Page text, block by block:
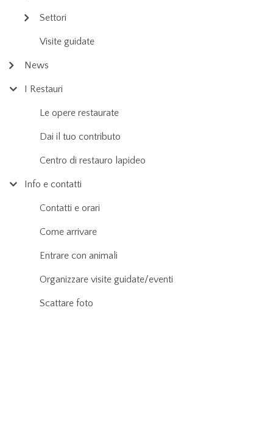
Settori
Visite guidate
News
I Restauri
Le opere restaurate
Dai il tuo contributo
Centro di restauro lapideo
Info e contatti
Contatti e orari
Come arrivare
Entrare con animali
Organizzare visite guidate/eventi
Scattare foto